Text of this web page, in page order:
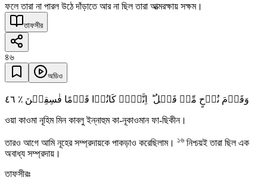
ফলে তারা না পারল উঠে দাঁড়াতে আর না ছিল তারা আত্মরক্ষায় সক্ষম।
তাফসীর
৪৬
অডিও
وَقَوۡمَ نُوۡحٍ مِّنۡ قَبۡلُ ؕ اِنَّہُمۡ کَانُوۡا قَوۡمًا فٰسِقِیۡنَ ٪ ٤٦
ওয়া কাওমা নূহিম মিন কাবলু ইন্নাহুম কা-নূকাওমান ফা-ছিকীন।
তারও আগে আমি নূহের সম্প্রদায়কে পাকড়াও করেছিলাম। ১৬ নিশ্চয়ই তারা ছিল এক
অবাধ্য সম্প্রদায়।
তাফসীরঃ